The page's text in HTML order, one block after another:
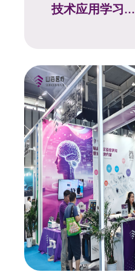
技术应用学习...